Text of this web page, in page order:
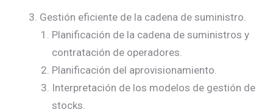
Gestión eficiente de la cadena de suministro.
Planificación de la cadena de suministros y
contratación de operadores.
Planificación del aprovisionamiento.
Interpretación de los modelos de gestión de
stocks.